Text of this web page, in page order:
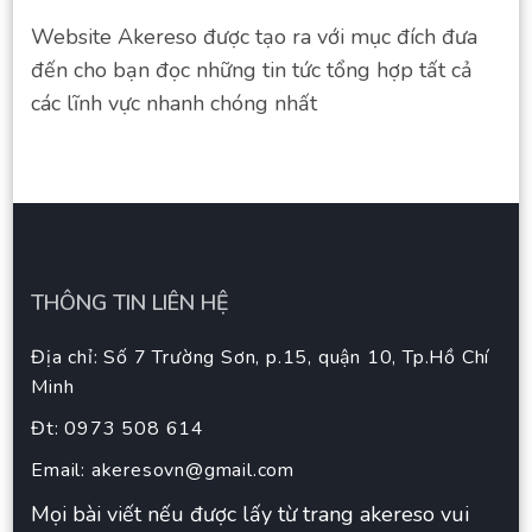
Website Akereso được tạo ra với mục đích đưa
đến cho bạn đọc những tin tức tổng hợp tất cả
các lĩnh vực nhanh chóng nhất
THÔNG TIN LIÊN HỆ
Địa chỉ: Số 7 Trường Sơn, p.15, quận 10, Tp.Hồ Chí
Minh
Đt: 0973 508 614
Email: akeresovn@gmail.com
Mọi bài viết nếu được lấy từ trang akereso vui